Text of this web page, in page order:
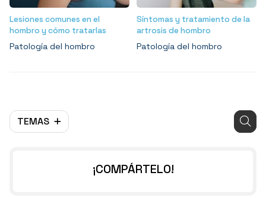
TEMAS
Lesiones comunes en el
hombro y cómo tratarlas
Patología del hombro
Síntomas y tratamiento de la
artrosis de hombro
Patología del hombro
¡COMPÁRTELO!